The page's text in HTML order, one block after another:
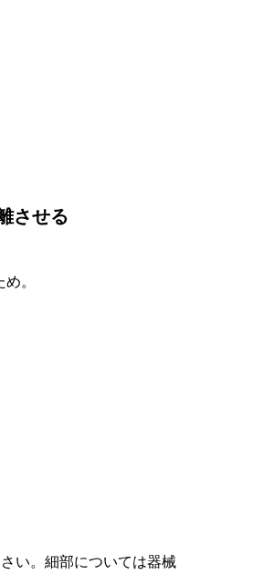
させる
い。細部については器械